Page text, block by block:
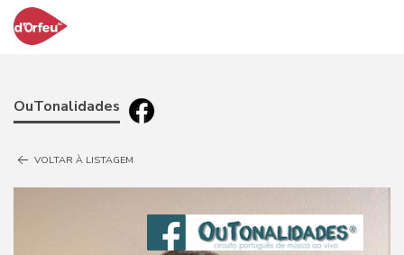
OuTonalidades
VOLTAR À LISTAGEM